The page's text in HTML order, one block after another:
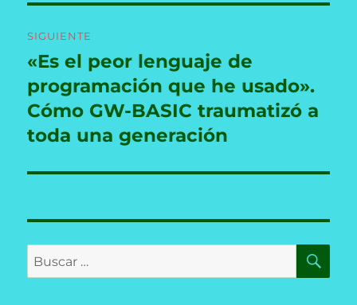
SIGUIENTE
Entrada
siguiente:
«Es el peor lenguaje de
programación que he usado».
Cómo GW-BASIC traumatizó a
toda una generación
Buscar
por: